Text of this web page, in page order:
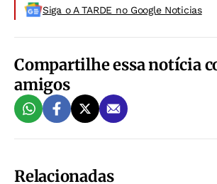
Siga o A TARDE no Google Noticias
Compartilhe essa notícia
amigos
Relacionadas